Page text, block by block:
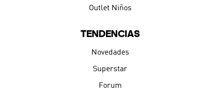
Outlet Niños
TENDENCIAS
Novedades
Superstar
Forum